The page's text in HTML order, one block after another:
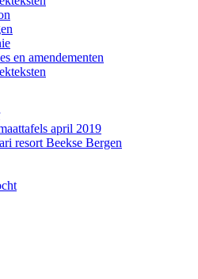
en amendementen
april 2019
resort Beekse Bergen